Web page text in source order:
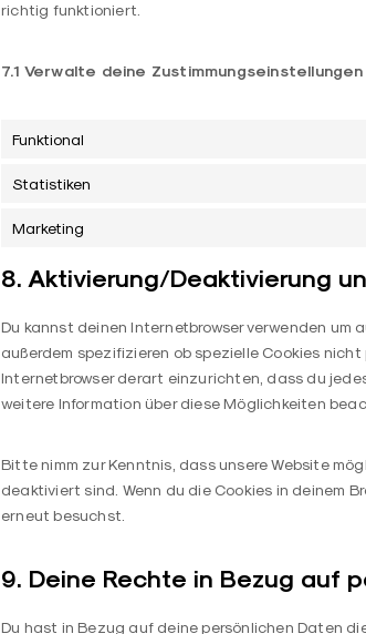
richtig funktioniert.
7.1 Verwalte deine Zustimmungseinstellungen
Funktional
Statistiken
Marketing
8. Aktivierung/Deaktivierung
Du kannst deinen Internetbrowser verwenden um
außerdem spezifizieren ob spezielle Cookies
Internetbrowser derart einzurichten, dass du
weitere Information über diese Möglichkeiten
Bitte nimm zur Kenntnis, dass unsere Website
deaktiviert sind. Wenn du die Cookies in deinem
erneut besuchst.
9. Deine Rechte in Bezug auf
Du hast in Bezug auf deine persönlichen Daten